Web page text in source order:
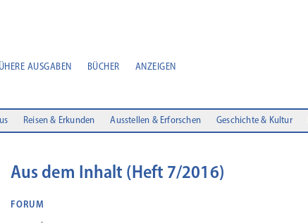
AUSGABEN BÜCHER ANZEIGEN
Reisen & Erkunden Ausstellen & Erforschen Geschichte & Kultur
Aus dem Inhalt (Heft 7/2016)
FORUM